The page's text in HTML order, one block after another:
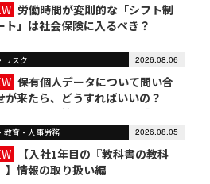
労働時間が変則的な「シフト制
ト」は社会保険に入るべき？
リスク 2026.08.06
保有個人データについて問い合
が来たら、どうすればいいの？
んたん個人情報保護法（7）】
教育・人事労務 2026.08.05
【入社1年目の『教科書の教科
】情報の取り扱い編